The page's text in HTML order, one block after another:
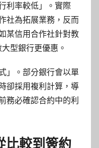
利率較低」。實際
社為拓展業務，反而
某信用合作社針對教
型銀行更優惠。
」。部分銀行會以單
卻採用複利計算，導
務必確認合約中的利
比較到簽約